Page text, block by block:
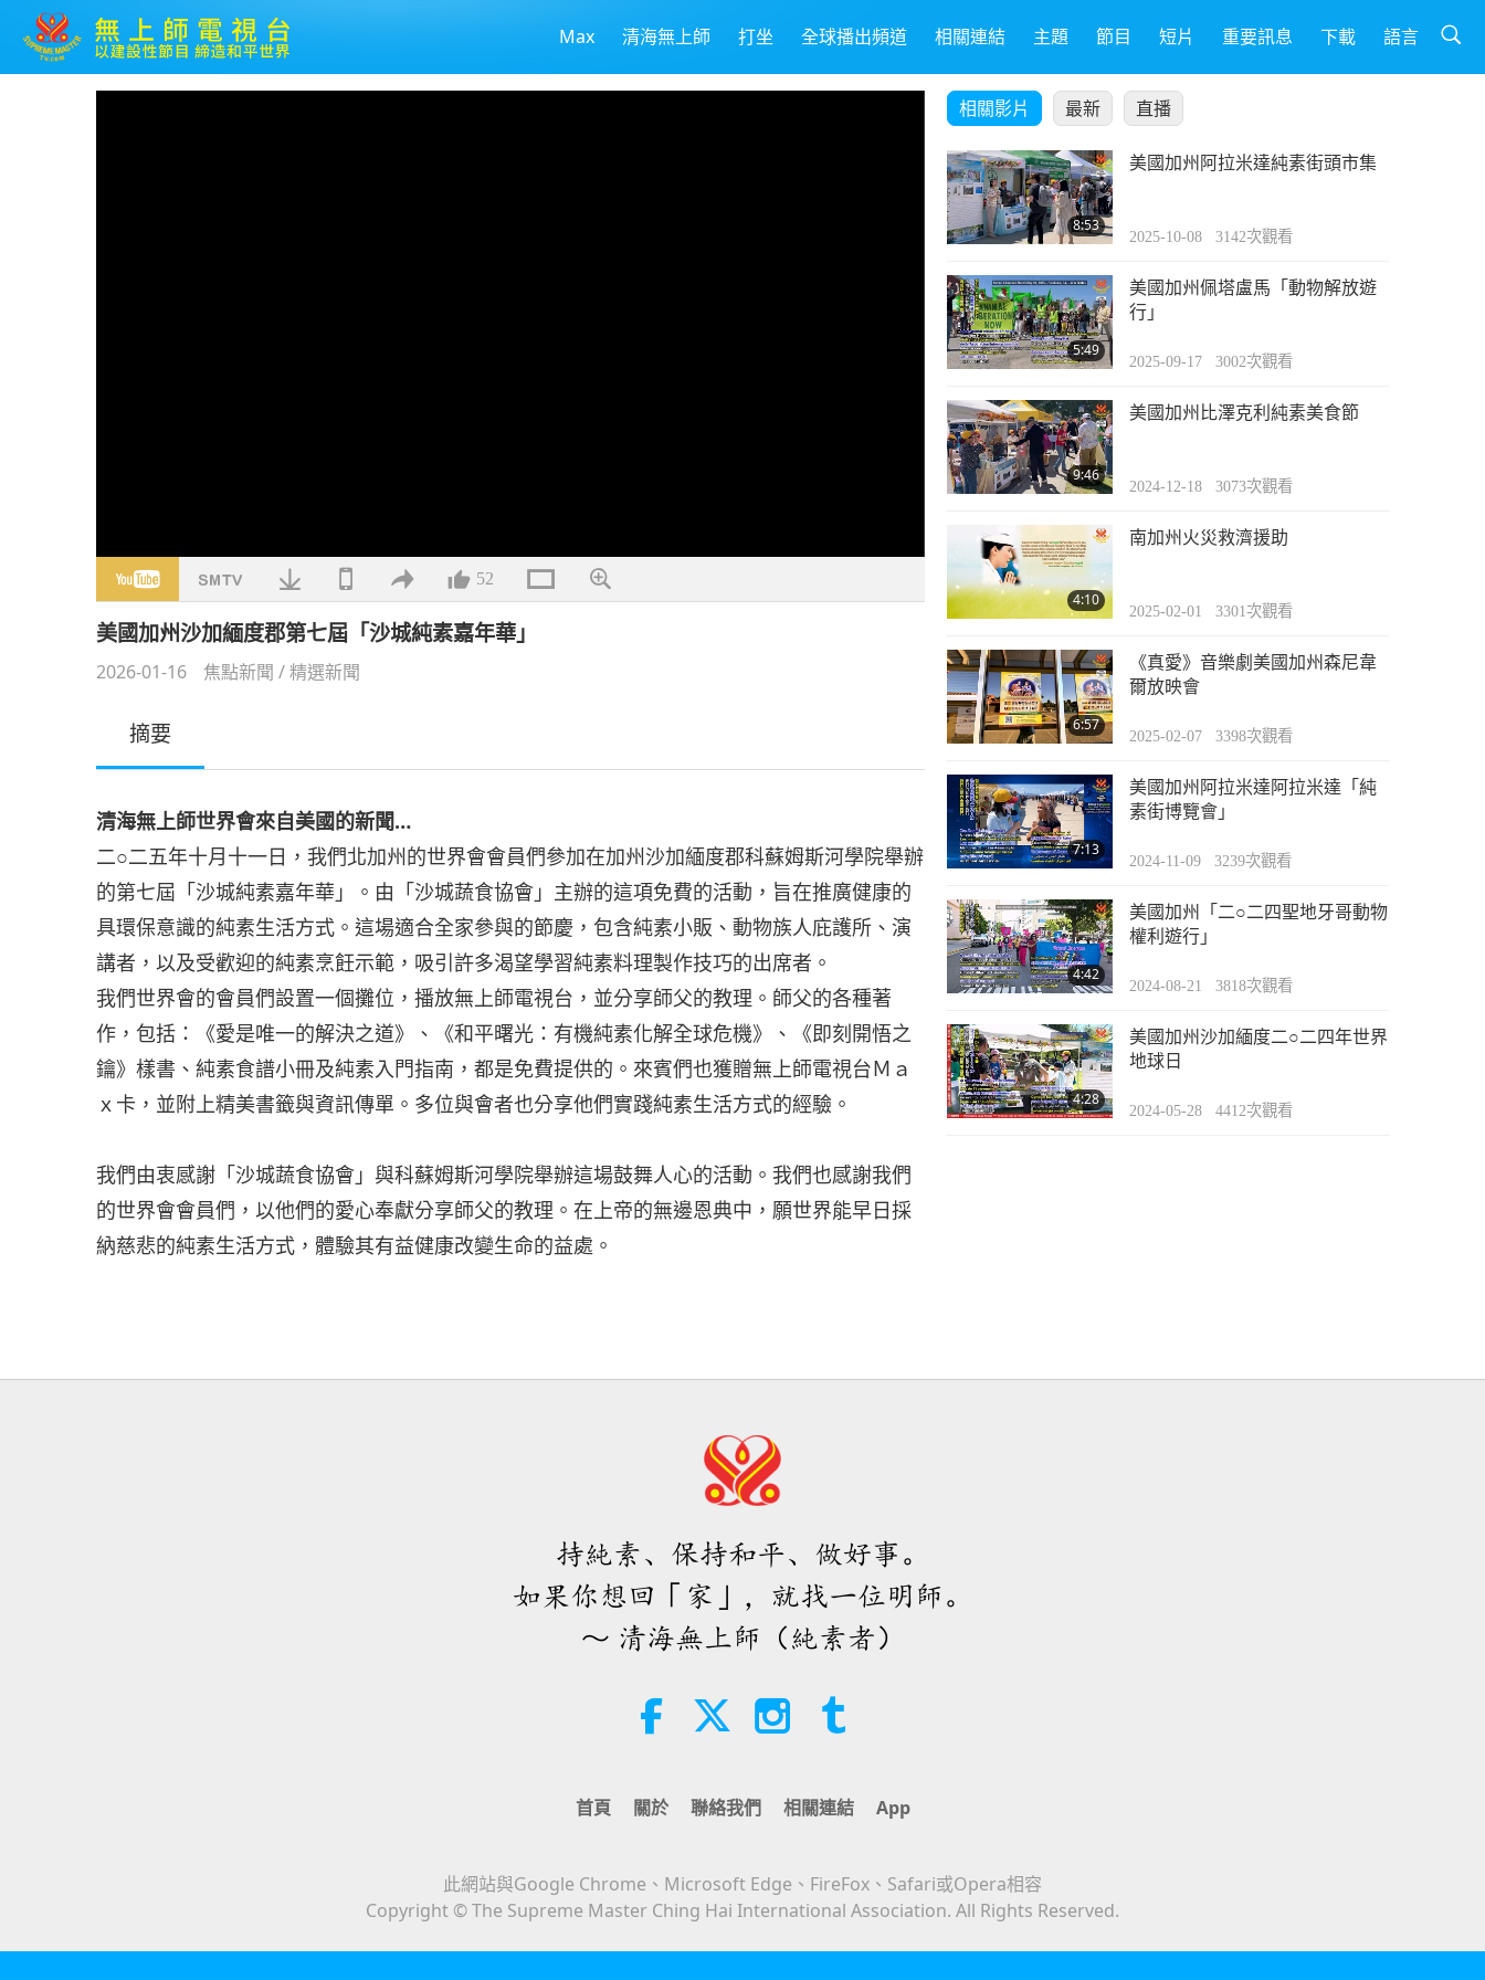
Max 清海無上師 打坐 全球播出頻道 相關連結 主題 節目 短片 重要訊息 下載 語言
52
美國加州沙加緬度郡第七屆「沙城純素嘉年華」
2026-01-16 焦點新聞 /精選新聞
摘要
清海無上師世界會來自美國的新聞…
二○二五年十月十一日，我們北加州的世界會會員們參加在加州沙加緬度郡科蘇姆斯河學院舉辦
的第七屆「沙城純素嘉年華」。由「沙城蔬食協會」主辦的這項免費的活動，旨在推廣健康的
具環保意識的純素生活方式。這場適合全家參與的節慶，包含純素小販、動物族人庇護所、演
講者，以及受歡迎的純素烹飪示範，吸引許多渴望學習純素料理製作技巧的出席者。
我們世界會的會員們設置一個攤位，播放無上師電視台，並分享師父的教理。師父的各種著
作，包括：《愛是唯一的解決之道》、《和平曙光：有機純素化解全球危機》、《即刻開悟之
鑰》樣書、純素食譜小冊及純素入門指南，都是免費提供的。來賓們也獲贈無上師電視台Ｍａ
ｘ卡，並附上精美書籤與資訊傳單。多位與會者也分享他們實踐純素生活方式的經驗。
我們由衷感謝「沙城蔬食協會」與科蘇姆斯河學院舉辦這場鼓舞人心的活動。我們也感謝我們
的世界會會員們，以他們的愛心奉獻分享師父的教理。在上帝的無邊恩典中，願世界能早日採
納慈悲的純素生活方式，體驗其有益健康改變生命的益處。
相關影片 最新 直播
8:53
美國加州阿拉米達純素街頭市集
2025-10-08 3142次觀看
5:49
美國加州佩塔盧馬「動物解放遊
行」
2025-09-17 3002次觀看
9:46
美國加州比澤克利純素美食節
2024-12-18 3073次觀看
4:10
南加州火災救濟援助
2025-02-01 3301次觀看
6:57
《真愛》音樂劇美國加州森尼韋
爾放映會
2025-02-07 3398次觀看
7:13
美國加州阿拉米達阿拉米達「純
素街博覽會」
2024-11-09 3239次觀看
4:42
美國加州「二○二四聖地牙哥動物
權利遊行」
2024-08-21 3818次觀看
4:28
美國加州沙加緬度二○二四年世界
地球日
2024-05-28 4412次觀看
持純素、保持和平、做好事。
如果你想回「家」，就找一位明師。
～ 清海無上師（純素者）
首頁 關於 聯絡我們 相關連結 App
此網站與Google Chrome、Microsoft Edge、FireFox、Safari或Opera相容
Copyright © The Supreme Master Ching Hai International Association. All Rights Reserved.